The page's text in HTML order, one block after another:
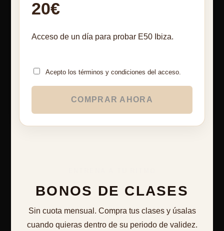
20€
Acceso de un día para probar E50 Ibiza.
Acepto los términos y condiciones del acceso.
COMPRAR AHORA
BONOS DE CLASES
Sin cuota mensual. Compra tus clases y úsalas
cuando quieras dentro de su periodo de validez.